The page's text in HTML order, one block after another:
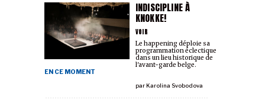
À PROPOS
INDISCIPLINE À
KNOKKE!
VOIR
EN CE MOMENT
parKarolina Svobodova
Le happening déploie sa
programmation éclectique
dans un lieu historique de
l'avant-garde belge.